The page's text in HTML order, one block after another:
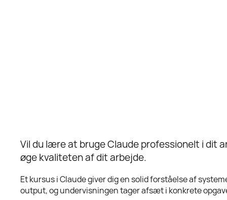
Vil du lære at bruge Claude professionelt i dit
øge kvaliteten af dit arbejde.
Et kursus i Claude giver dig en solid forståelse af
output, og undervisningen tager afsæt i konkrete